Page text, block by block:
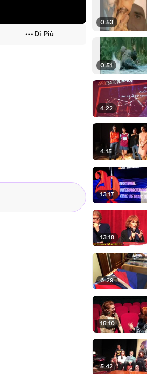
Di Più
0:53
0:51
4:22
4:15
13:17
13:18
6:29
18:10
5:42